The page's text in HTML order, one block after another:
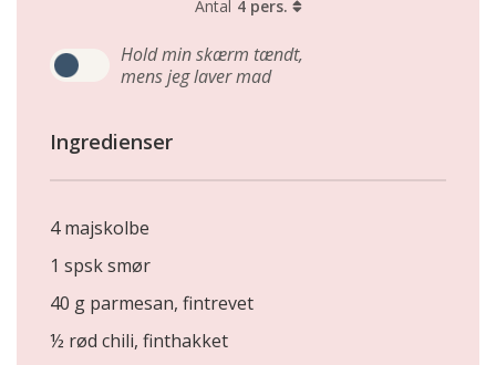
Antal 4 pers.
Hold min skærm tændt,
mens jeg laver mad
Ingredienser
4 majskolbe
1 spsk smør
40 g parmesan, fintrevet
½ rød chili, finthakket